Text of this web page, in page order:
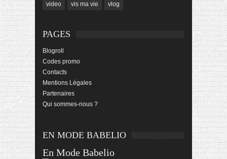
video vis ma vie vlog
PAGES
Blogroll
Codes promo
Contacts
Mentions Légales
Partenaires
Qui sommes-nous ?
EN MODE BABELIO
En Mode Babelio